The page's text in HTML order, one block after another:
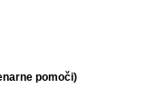
pomoči)